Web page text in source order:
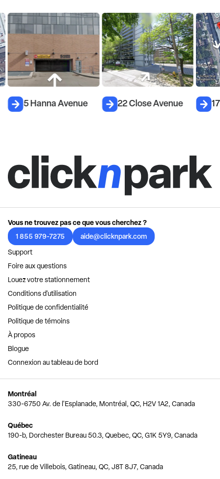
5 Hanna Avenue 22 Close Avenue
Vous ne trouvez pas ce que vous cherchez ?
1 855 979-7275
aide@clicknpark.com
Support
Foire aux questions
Louez votre stationnement
Conditions d'utilisation
Politique de confidentialité
Politique de témoins
À propos
Blogue
Connexion au tableau de bord
Montréal
330-6750 Av. de l'Esplanade, Montréal, QC, H2V 1A2, Canada
Québec
190-b, Dorchester Bureau 50.3, Quebec, QC, G1K 5Y9, Canada
Gatineau
25, rue de Villebois, Gatineau, QC, J8T 8J7, Canada